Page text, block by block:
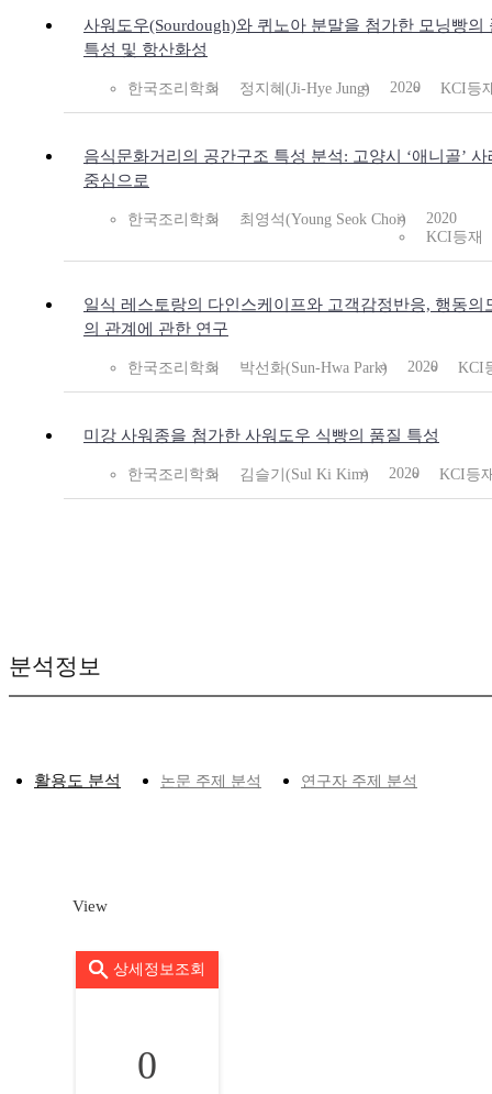
사워도우(Sourdough)와 퀴노아 분말을 첨가한 모닝빵의
특성 및 항산화성
한국조리학회 정지혜(Ji-Hye Jung) 2020 KCI등
음식문화거리의 공간구조 특성 분석: 고양시 ‘애니골’ 사
중심으로
한국조리학회 최영석(Young Seok Choi)
2020
KCI등재
일식 레스토랑의 다인스케이프와 고객감정반응, 행동의
의 관계에 관한 연구
한국조리학회 박선화(Sun-Hwa Park) 2020 KCI
미강 사워종을 첨가한 사워도우 식빵의 품질 특성
한국조리학회 김슬기(Sul Ki Kim) 2020 KCI등
분석정보
활용도 분석 논문 주제 분석 연구자 주제 분석
View
상세정보조회
0